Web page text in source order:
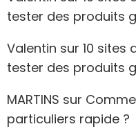
tester des produits
Valentin sur 10 sites
tester des produits
MARTINS sur
particuliers rapide ?